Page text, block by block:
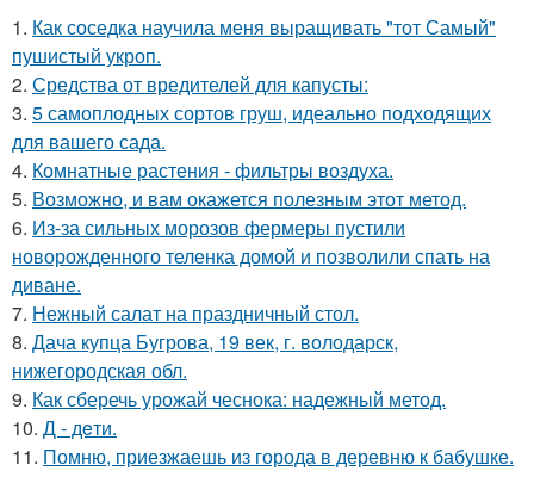
1. Как соседка научила меня выращивать "тот Самый"
пушистый укроп.
2. Средства от вредителей для капусты:
3. 5 самоплодных сортов груш, идеально подходящих
для вашего сада.
4. Комнатные растения - фильтры воздуха.
5. Возможно, и вам окажется полезным этот метод.
6. Из-за сильных морозов фермеры пустили
новорожденного теленка домой и позволили спать на
диване.
7. Нежный салат на праздничный стол.
8. Дача купца Бугрова, 19 век, г. володарск,
нижегородская обл.
9. Как сберечь урожай чеснока: надежный метод.
10. Д - дeти.
11. Помню, приезжаешь из города в деревню к бабушке.